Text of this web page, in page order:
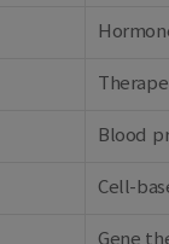
Blood
Cell-
Gene